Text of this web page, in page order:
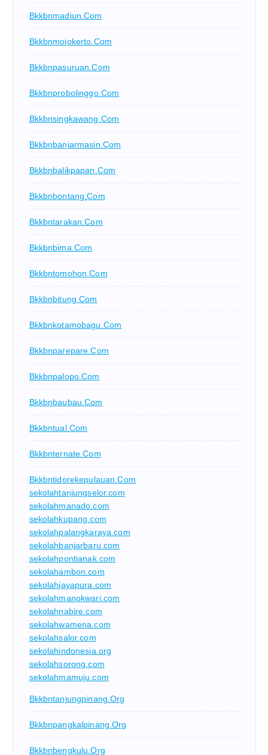
Bkkbnmadiun.com
Bkkbnmojokerto.com
Bkkbnpasuruan.com
Bkkbnprobolinggo.com
Bkkbnsingkawang.com
Bkkbnbanjarmasin.com
Bkkbnbalikpapan.com
Bkkbnbontang.com
Bkkbntarakan.com
Bkkbnbima.com
Bkkbntomohon.com
Bkkbnbitung.com
Bkkbnkotamobagu.com
Bkkbnparepare.com
Bkkbnpalopo.com
Bkkbnbaubau.com
Bkkbntual.com
Bkkbnternate.com
Bkkbntidorekepulauan.com
sekolahtanjungselor.com
sekolahmanado.com
sekolahkupang.com
sekolahpalangkaraya.com
sekolahbanjarbaru.com
sekolahpontianak.com
sekolahambon.com
sekolahjayapura.com
sekolahmanokwari.com
sekolahnabire.com
sekolahwamena.com
sekolahsalor.com
sekolahindonesia.org
sekolahsorong.com
sekolahmamuju.com
Bkkbntanjungpinang.org
Bkkbnpangkalpinang.org
Bkkbnbengkulu.org